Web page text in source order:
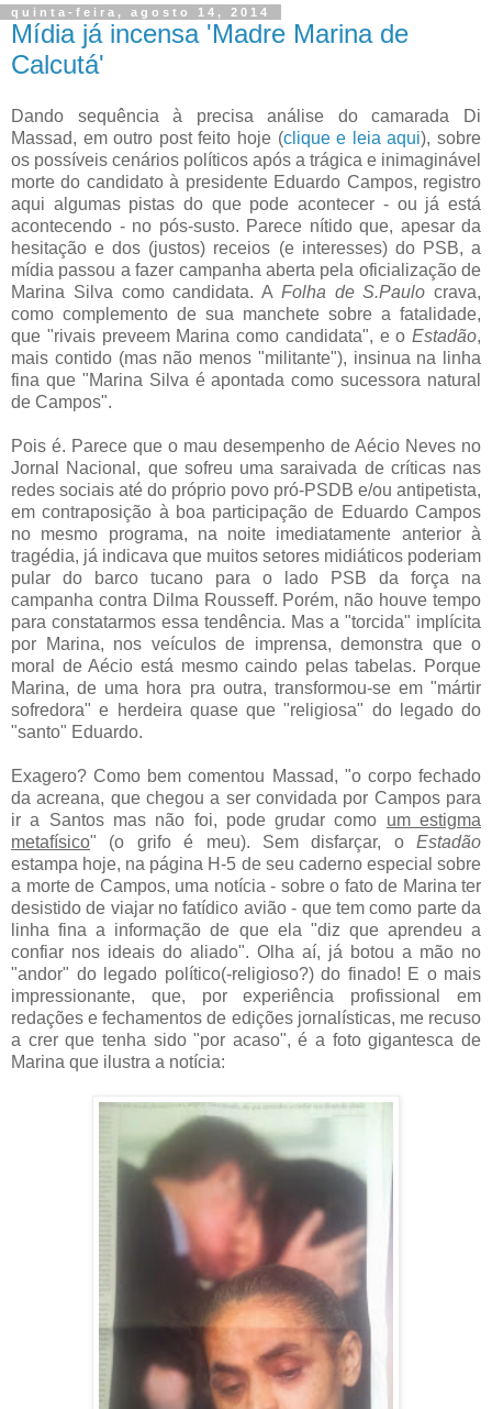
quinta-feira, agosto 14, 2014
Mídia já incensa 'Madre Marina de
Calcutá'
Dando sequência à precisa análise do camarada Di
Massad, em outro post feito hoje (clique e leia aqui), sobre
os possíveis cenários políticos após a trágica e inimaginável
morte do candidato à presidente Eduardo Campos, registro
aqui algumas pistas do que pode acontecer - ou já está
acontecendo - no pós-susto. Parece nítido que, apesar da
hesitação e dos (justos) receios (e interesses) do PSB, a
mídia passou a fazer campanha aberta pela oficialização de
Marina Silva como candidata. A Folha de S.Paulo crava,
como complemento de sua manchete sobre a fatalidade,
que "rivais preveem Marina como candidata", e o Estadão,
mais contido (mas não menos "militante"), insinua na linha
fina que "Marina Silva é apontada como sucessora natural
de Campos".
Pois é. Parece que o mau desempenho de Aécio Neves no
Jornal Nacional, que sofreu uma saraivada de críticas nas
redes sociais até do próprio povo pró-PSDB e/ou antipetista,
em contraposição à boa participação de Eduardo Campos
no mesmo programa, na noite imediatamente anterior à
tragédia, já indicava que muitos setores midiáticos poderiam
pular do barco tucano para o lado PSB da força na
campanha contra Dilma Rousseff. Porém, não houve tempo
para constatarmos essa tendência. Mas a "torcida" implícita
por Marina, nos veículos de imprensa, demonstra que o
moral de Aécio está mesmo caindo pelas tabelas. Porque
Marina, de uma hora pra outra, transformou-se em "mártir
sofredora" e herdeira quase que "religiosa" do legado do
"santo" Eduardo.
Exagero? Como bem comentou Massad, "o corpo fechado
da acreana, que chegou a ser convidada por Campos para
ir a Santos mas não foi, pode grudar como um estigma
metafísico" (o grifo é meu). Sem disfarçar, o Estadão
estampa hoje, na página H-5 de seu caderno especial sobre
a morte de Campos, uma notícia - sobre o fato de Marina ter
desistido de viajar no fatídico avião - que tem como parte da
linha fina a informação de que ela "diz que aprendeu a
confiar nos ideais do aliado". Olha aí, já botou a mão no
"andor" do legado político(-religioso?) do finado! E o mais
impressionante, que, por experiência profissional em
redações e fechamentos de edições jornalísticas, me recuso
a crer que tenha sido "por acaso", é a foto gigantesca de
Marina que ilustra a notícia: